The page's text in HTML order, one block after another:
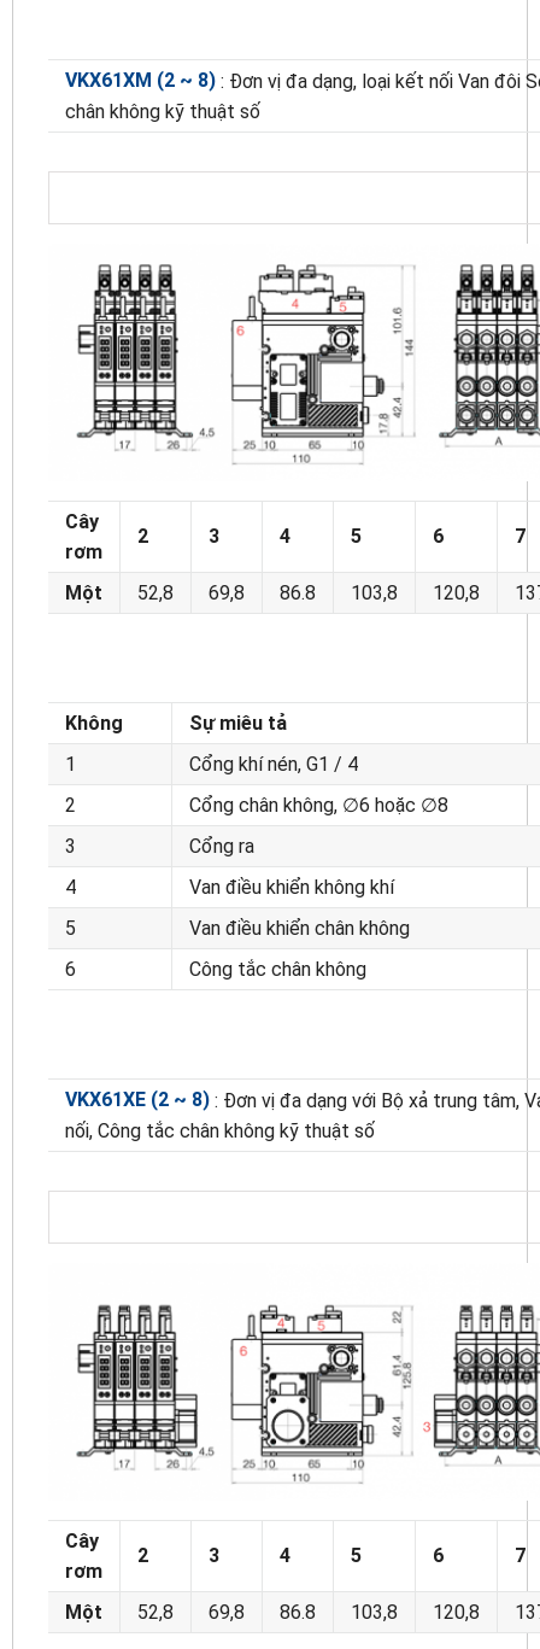
VKX61XM (2 ~ 8) : Đơn vị đa dạng, loại kết nối Van đôi
chân không kỹ thuật số
Cây
rơm
2 3 4 5 6 7
Một 52,8 69,8 86.8 103,8 120,8
Không
Sự miêu tả
1
Cổng khí nén, G1 / 4
2
Cổng chân không, ∅6 hoặc ∅8
3
Cổng ra
4
Van điều khiển không khí
5
Van điều khiển chân không
6
Công tắc chân không
VKX61XE (2 ~ 8) : Đơn vị đa dạng với Bộ xả trung tâm,
nối, Công tắc chân không kỹ thuật số
Cây
rơm
2 3 4 5 6 7
Một 52,8 69,8 86.8 103,8 120,8